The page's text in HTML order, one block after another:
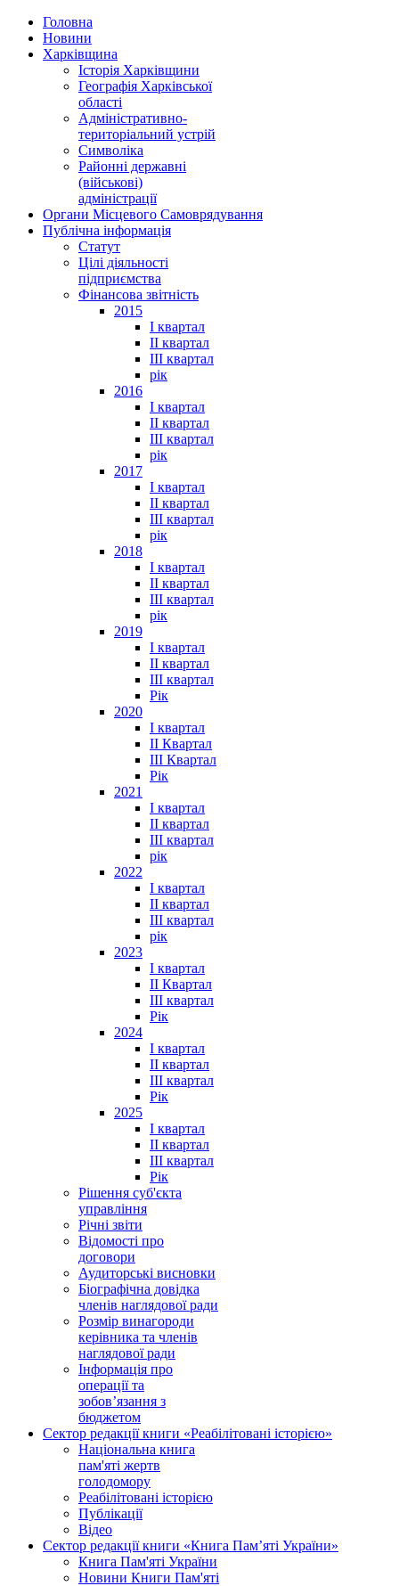
Головна
Новини
Харківщина
Історія Харківщини
Географія Харківської
області
Адміністративно-
територіальний устрій
Символіка
Районні державні
(військові)
адміністрації
Органи Місцевого Самоврядування
Публічна інформація
Статут
Цілі діяльності
підприємства
Фінансова звітність
2015
I квартал
II квартал
III квартал
рік
2016
I квартал
II квартал
III квартал
рік
2017
I квартал
II квартал
III квартал
рік
2018
I квартал
II квартал
III квартал
рік
2019
I квартал
II квартал
III квартал
Рік
2020
I квартал
II Квартал
III Квартал
Рік
2021
I квартал
II квартал
III квартал
рік
2022
I квартал
II квартал
ІІІ квартал
рік
2023
І квартал
ІІ Квартал
III квартал
Рік
2024
I квартал
II квартал
III квартал
Рік
2025
I квартал
II квартал
III квартал
Рік
Рішення суб'єкта
управління
Річні звіти
Відомості про
договори
Аудиторські висновки
Біографічна довідка
членів наглядової ради
Розмір винагороди
керівника та членів
наглядової ради
Інформація про
операції та
зобов’язання з
бюджетом
Сектор редакції книги «Реабілітовані історією»
Національна книга
пам'яті жертв
голодомору
Реабілітовані історією
Публікації
Відео
Сектор редакції книги «Книга Пам’яті України»
Книга Пам'яті України
Новини Книги Пам'яті